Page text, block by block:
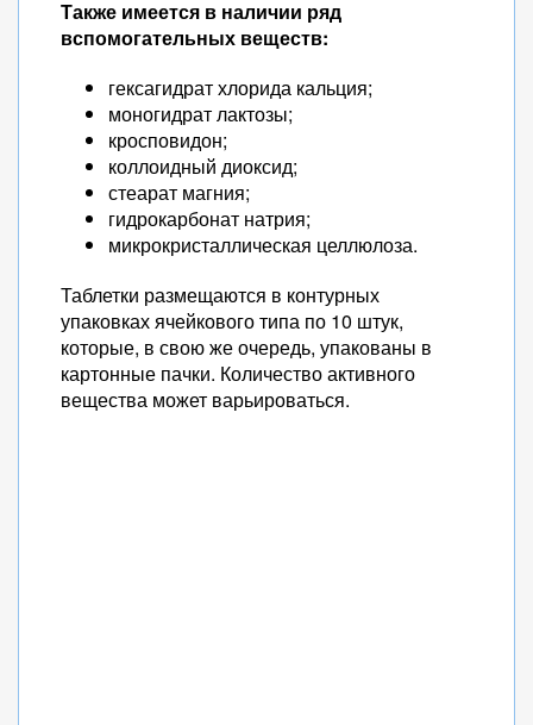
Также имеется в наличии ряд
вспомогательных веществ:
гексагидрат хлорида кальция;
моногидрат лактозы;
кросповидон;
коллоидный диоксид;
стеарат магния;
гидрокарбонат натрия;
микрокристаллическая целлюлоза.
Таблетки размещаются в контурных
упаковках ячейкового типа по 10 штук,
которые, в свою же очередь, упакованы в
картонные пачки. Количество активного
вещества может варьироваться.